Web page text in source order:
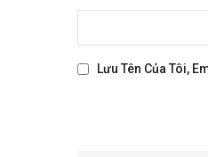
Lưu Tên Của Tôi,